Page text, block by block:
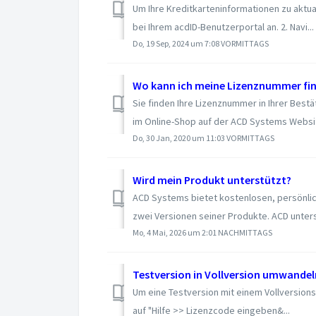
Um Ihre Kreditkarteninformationen zu
bei Ihrem acdID-Benutzerportal an. 2. Navi...
Do, 19 Sep, 2024 um 7:08 VORMITTAGS
Wo kann ich meine Lizenznummer
Sie finden Ihre Lizenznummer in Ihrer
im Online-Shop auf der ACD Systems
Do, 30 Jan, 2020 um 11:03 VORMITTAGS
Wird mein Produkt unterstützt?
ACD Systems bietet kostenlosen,
zwei Versionen seiner Produkte. ACD
Mo, 4 Mai, 2026 um 2:01 NACHMITTAGS
Testversion in Vollversion
Um eine Testversion mit einem
auf "Hilfe >> Lizenzcode eingeben&...